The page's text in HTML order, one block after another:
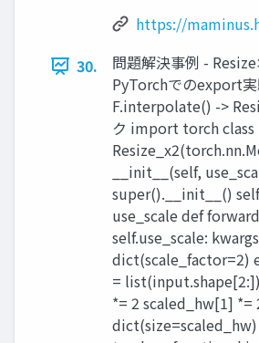
https://
30.
問題解決事例 - Resize
PyTorchでのexport
F.interpolate() ->
ク import torch class
__init__(self,
super().__init__()
use_scale def
self.use_scale:
dict(scale_factor=2)
=
*= 2 scaled_hw[1] *=
dict(size=scaled_hw)